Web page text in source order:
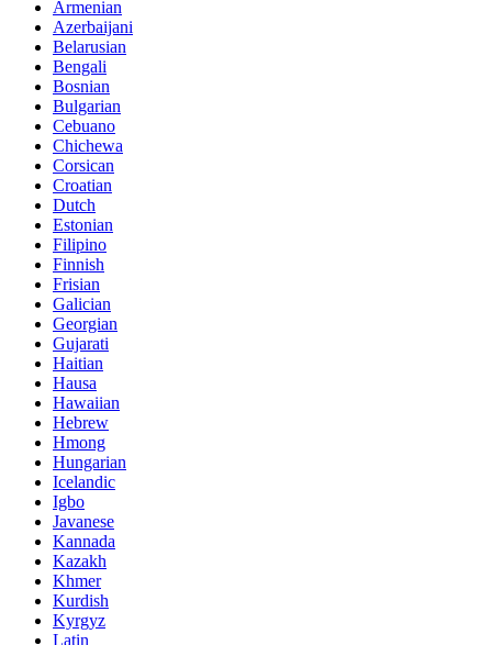
Armenian
Azerbaijani
Belarusian
Bengali
Bosnian
Bulgarian
Cebuano
Chichewa
Corsican
Croatian
Dutch
Estonian
Filipino
Finnish
Frisian
Galician
Georgian
Gujarati
Haitian
Hausa
Hawaiian
Hebrew
Hmong
Hungarian
Icelandic
Igbo
Javanese
Kannada
Kazakh
Khmer
Kurdish
Kyrgyz
Latin